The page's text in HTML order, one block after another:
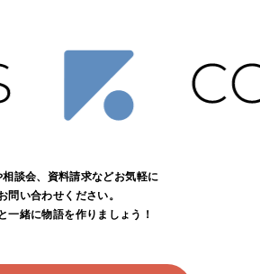
相談会、資料請求などお気軽に
問い合わせください。
一緒に物語を作りましょう！